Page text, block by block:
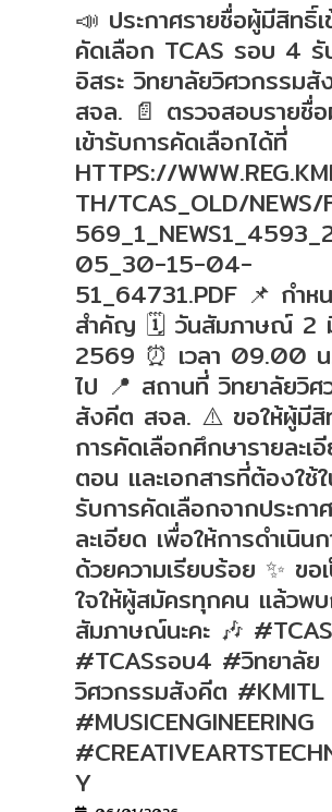
📣 ประกาศรายชื่อผู้มีสิทธิ์เ
คัดเลือก TCAS รอบ 4
อิสระ วิทยาลัยวิศวกรรมสั
สจล. 📄 ตรวจสอบรายชื่
เข้ารับการคัดเลือกได้ที่
HTTPS://
TH/TCAS_OLD/NEWS/
05_30-15-04-
51_64731.PDF 📌 กำห
สำคัญ 🗓 วันสัมภาษณ์ 2
2569 ⏰ เวลา 09.00 น
ไป 📍 สถานที่ วิทยาลัยวิศ
สังคีต สจล. ⚠️ ขอให้ผู้มีสิ
การคัดเลือกศึกษารายละเ
ตอน และเอกสารที่ต้องใช้ใ
รับการคัดเลือกจากประกา
ละเอียด เพื่อให้การดำเนิน
ด้วยความเรียบร้อย ✨ ขอ
ใจให้ผู้สมัครทุกคน แล้วพ
สัมภาษณ์นะคะ 🎶
#TCASรอบ4 #วิทยาลัย
วิศวกรรมสังคีต #KMITL
#MUSICENGINEERING
Y